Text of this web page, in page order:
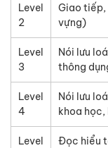
Level
2
Giao tiếp,
vựng)
Level
3
Nói lưu
thông
Level
4
Nói lưu
khoa học,
Level
Đọc hiểu